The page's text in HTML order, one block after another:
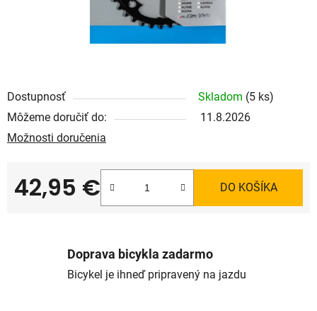
Dostupnosť Skladom (5 ks)
Môžeme doručiť do:
11.8.2026
Možnosti doručenia
42,95 €
Jednotková cena:
DO KOŠÍKA
Doprava bicykla zadarmo
Bicykel je ihneď pripravený na jazdu